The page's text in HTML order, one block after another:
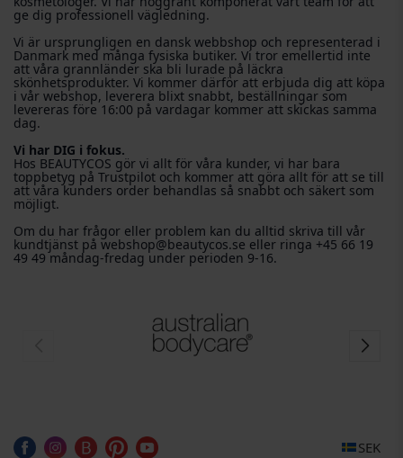
ge dig professionell vägledning.
Vi är ursprungligen en dansk webbshop och representerad i
Danmark med många fysiska butiker. Vi tror emellertid inte
att våra grannländer ska bli lurade på läckra
skönhetsprodukter. Vi kommer därför att erbjuda dig att köpa
i vår webshop, leverera blixt snabbt, beställningar som
levereras före 16:00 på vardagar kommer att skickas samma
dag.
Vi har DIG i fokus.
Hos BEAUTYCOS gör vi allt för våra kunder, vi har bara
toppbetyg på Trustpilot och kommer att göra allt för att se till
att våra kunders order behandlas så snabbt och säkert som
möjligt.
Om du har frågor eller problem kan du alltid skriva till vår
kundtjänst på webshop@beautycos.se eller ringa +45 66 19
49 49 måndag-fredag ​​under perioden 9-16.
SEK